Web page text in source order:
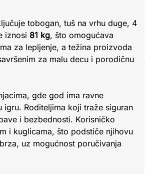
tobogan, tuš na vrhu duge, 4
iznosi 81 kg, što omogućava
za lepljenje, a težina proizvoda
za malu decu i porodičnu
gde god ima ravne
Roditeljima koji traže siguran
i bezbednosti. Korisničko
i kuglicama, što podstiče njihovu
uz mogućnost poručivanja